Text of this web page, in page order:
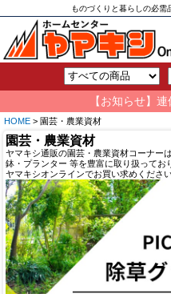
ものづくりと暮らしの必需
【お知らせ】
HOME > 園芸・農業資材
園芸・農業資材
ヤマキシ通販の園芸・農業資材コーナー
鉢・プランター 等を豊富に取り扱ってお
ヤマキシオンラインでお買い求めください